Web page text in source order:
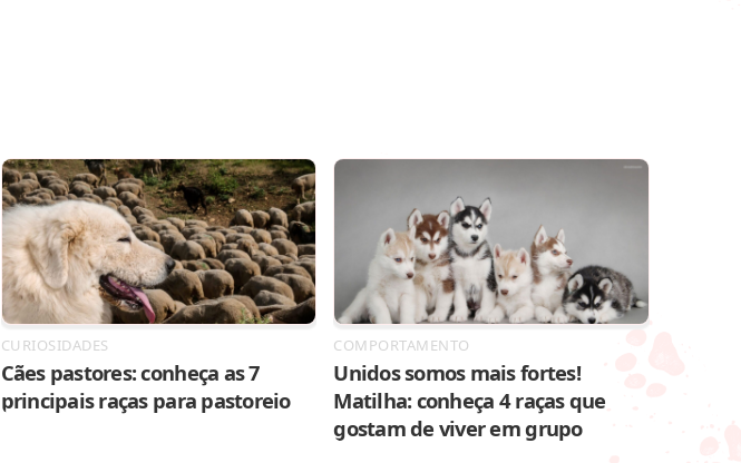
CURIOSIDADES
Cães pastores: conheça as 7
principais raças para pastoreio
COMPORTAMENTO
Unidos somos mais fortes!
Matilha: conheça 4 raças que
gostam de viver em grupo